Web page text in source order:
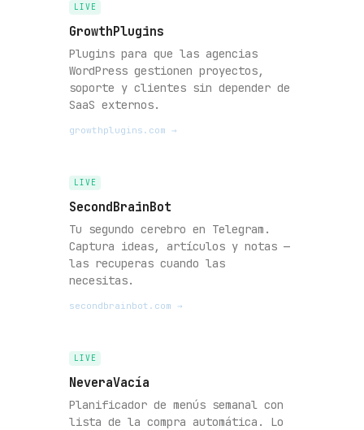
LIVE
GrowthPlugins
Plugins para que las agencias
WordPress gestionen proyectos,
soporte y clientes sin depender de
SaaS externos.
growthplugins.com →
LIVE
SecondBrainBot
Tu segundo cerebro en Telegram.
Captura ideas, artículos y notas —
las recuperas cuando las
necesitas.
secondbrainbot.com →
LIVE
NeveraVacía
Planificador de menús semanal con
lista de la compra automática. Lo